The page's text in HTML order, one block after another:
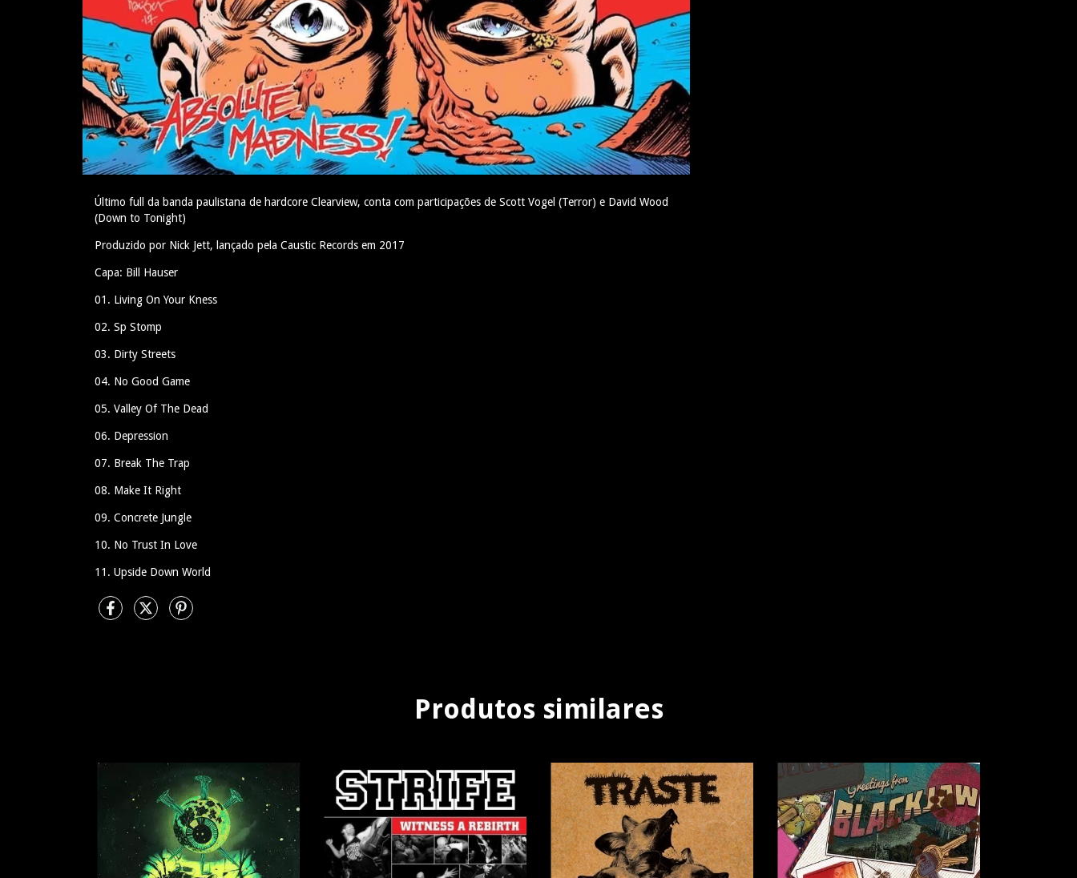
Último full da banda paulistana de hardcore Clearview, conta com participações de Scott Vogel (Terror) e David Wood
(Down to Tonight)
Produzido por Nick Jett, lançado pela Caustic Records em 2017
Capa: Bill Hauser
01. Living On Your Kness
02. Sp Stomp
03. Dirty Streets
04. No Good Game
05. Valley Of The Dead
06. Depression
07. Break The Trap
08. Make It Right
09. Concrete Jungle
10. No Trust In Love
11. Upside Down World
Produtos similares